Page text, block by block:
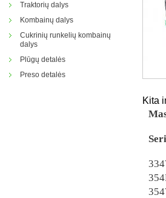
Kita
Traktorių dalys
Kombainų dalys
Cukrinių runkelių kombainų
dalys
Plūgų detalės
Preso detalės